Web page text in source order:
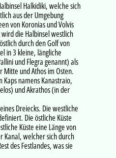
Halkidiki, welche sich
aus der Umgebung
von Koronias und Volvis
die Halbinsel westlich
durch den Golf von
in 3 kleine, längliche
und Flegra genannt) als
Mitte und Athos im Osten.
namens Kanastraio,
und Akrathos (in der
Dreiecks. Die westliche
Die östliche Küste
Küste eine Länge von
Kanal, welcher sich durch
des Festlandes, was sie